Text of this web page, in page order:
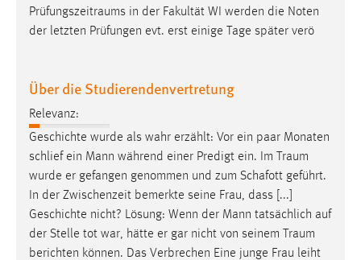
Prüfungszeitraums in der Fakultät WI werden die Noten
der letzten Prüfungen evt. erst einige Tage später verö
Über die Studierendenvertretung
Relevanz:
Geschichte wurde als wahr erzählt: Vor ein paar Monaten
schlief ein Mann während einer Predigt ein. Im Traum
wurde er gefangen genommen und zum Schafott geführt.
In der Zwischenzeit bemerkte seine Frau, dass [...]
Geschichte nicht? Lösung: Wenn der Mann tatsächlich auf
der Stelle tot war, hätte er gar nicht von seinem Traum
berichten können. Das Verbrechen Eine junge Frau leiht
Zweck:
Das Cookie speichert die gewählte Sprache der Website.
30 Tage
Chat
MibewSessionID, MIBEW_UserID, mibew_locale, mibew-
chat-frame-style-5e9dbeb1811c0446
Zweck:
Wird benötigt um die Chatfunktion nutzen zu können.